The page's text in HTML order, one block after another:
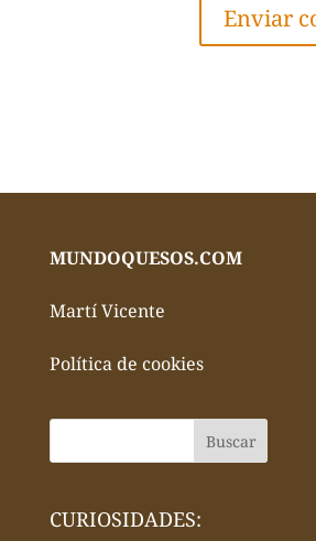
MUNDOQUESOS.COM
Martí Vicente
Política de cookies
CURIOSIDADES: